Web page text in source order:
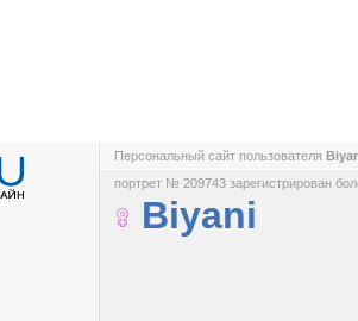
Персональный сайт пользователя
портрет № 209743 зарегистрирован
Biyani